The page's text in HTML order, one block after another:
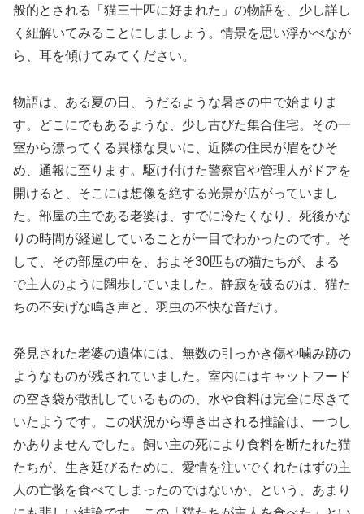
般的とされる「猫三十匹に好まれた」の物語を、少し詳し
く紐解いてみることにしましょう。情景を思い浮かべなが
ら、耳を傾けてみてください。
物語は、ある夏の日、うだるような暑さの中で始まりま
す。どこにでもあるような、少し古びた集合住宅。その一
室から漂ってくる異様な臭いに、近隣の住民が眉をひそ
め、通報に至ります。駆け付けた警察官や管理人がドアを
開けると、そこには想像を絶する光景が広がっていまし
た。部屋の主である老婆は、すでに冷たくなり、死後かな
りの時間が経過していることが一目でわかったのです。そ
して、その部屋の中を、およそ30匹もの猫たちが、まる
で主人のように闊歩していました。静寂を破るのは、猫た
ちの不安げな鳴き声と、羽虫の不快な音だけ。
発見された老婆の遺体には、無数の引っかき傷や噛み跡の
ようなものが残されていました。室内にはキャットフード
の空き袋が散乱しているものの、水や食料は完全に尽きて
いたようです。この状況から導き出される推論は、一つし
かありませんでした。飼い主の死により食料を断たれた猫
たちが、生き延びるために、愛情を注いでくれたはずの主
人の亡骸を食べてしまったのではないか、という、あまり